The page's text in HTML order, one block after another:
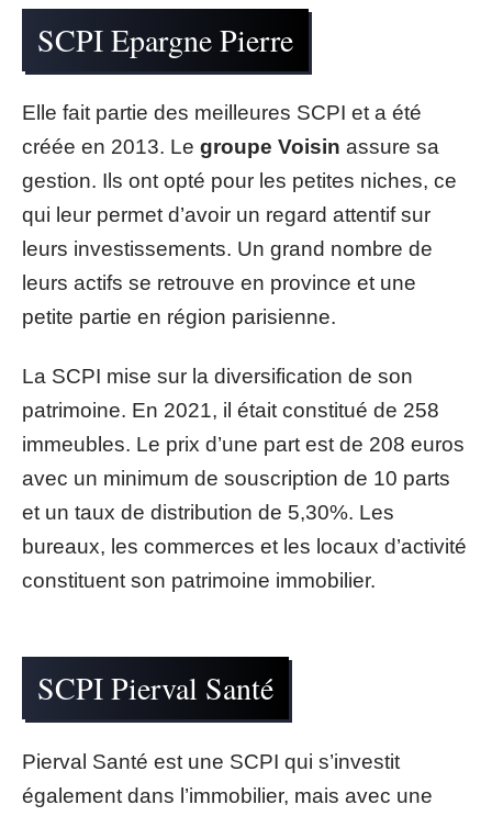
SCPI Epargne Pierre
Elle fait partie des meilleures SCPI et a été
créée en 2013. Le groupe Voisin assure sa
gestion. Ils ont opté pour les petites niches, ce
qui leur permet d’avoir un regard attentif sur
leurs investissements. Un grand nombre de
leurs actifs se retrouve en province et une
petite partie en région parisienne.
La SCPI mise sur la diversification de son
patrimoine. En 2021, il était constitué de 258
immeubles. Le prix d’une part est de 208 euros
avec un minimum de souscription de 10 parts
et un taux de distribution de 5,30%. Les
bureaux, les commerces et les locaux d’activité
constituent son patrimoine immobilier.
SCPI Pierval Santé
Pierval Santé est une SCPI qui s’investit
également dans l’immobilier, mais avec une